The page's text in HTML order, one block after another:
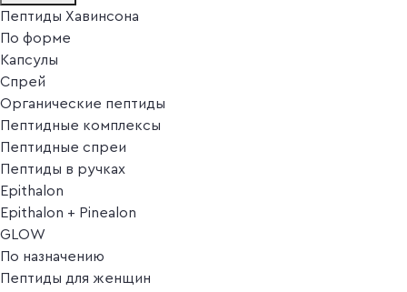
Пептиды Хавинсона
По форме
Капсулы
Спрей
Органические пептиды
Пептидные комплексы
Пептидные спреи
Пептиды в ручках
Epithalon
Epithalon + Pinealon
GLOW
По назначению
Пептиды для женщин